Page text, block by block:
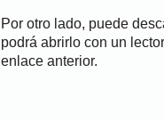
Por otro lado, puede
podrá abrirlo con un
enlace anterior.